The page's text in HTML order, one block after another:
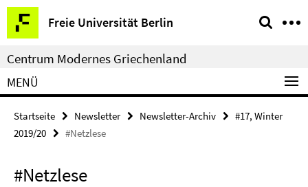
Springe
direkt
zu
Inhalt
Freie Universität Berlin
Service-
Navigation
Centrum Modernes Griechenland
MENÜ
Startseite Newsletter Newsletter-Archiv
#17, Winter
2019/20
#Netzlese
#Netzlese